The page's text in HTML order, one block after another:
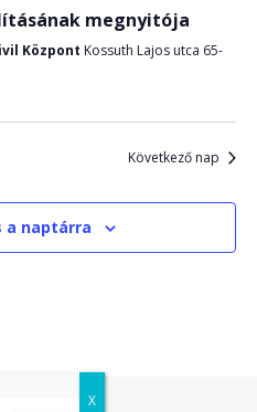
megnyitója
Központ Kossuth Lajos utca 65-
Következő nap
a naptárra